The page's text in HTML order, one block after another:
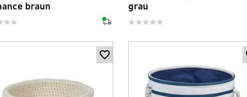
braun
grau